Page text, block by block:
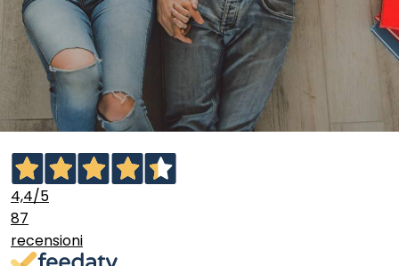
4,4/5
87
recensioni